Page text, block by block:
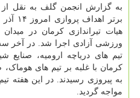
به گزارش انجمن گلف به نقل از
هیات تیراندازی کرمان در
ورزشی آزادی اجرا شد. در آخر
تیم های دریاچه ارومیه، صنایع
کرمان با غلبه بر تیم های هوماک،
به پیروزی رسیدند. در این هفته
مواجه گردید.